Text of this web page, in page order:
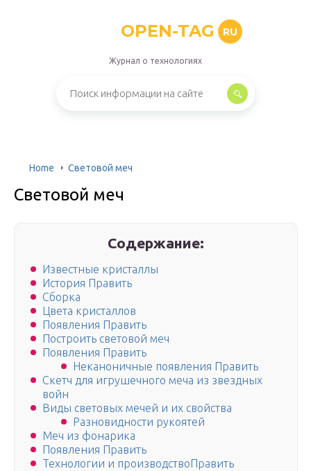
OPEN-TAG RU
Журнал о технологиях
Home Световой меч
Световой меч
Содержание:
Известные кристаллы
История Править
Сборка
Цвета кристаллов
Появления Править
Построить световой меч
Появления Править
Неканоничные появления Править
Скетч для игрушечного меча из звездных
войн
Виды световых мечей и их свойства
Разновидности рукоятей
Меч из фонарика
Появления Править
Технологии и производствоПравить